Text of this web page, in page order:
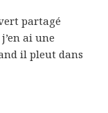
partagé
ai une
il pleut dans